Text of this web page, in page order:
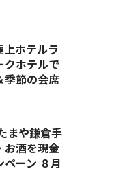
上ホテルラ
ホテルで
季節の会席
まや鎌倉手
酒を現金
ーン ８月